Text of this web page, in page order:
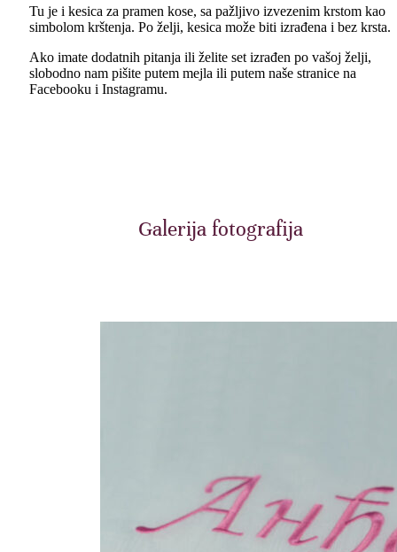
Tu je i kesica za pramen kose, sa pažljivo izvezenim krstom kao
simbolom krštenja. Po želji, kesica može biti izrađena i bez krsta.
Ako imate dodatnih pitanja ili želite set izrađen po vašoj želji,
slobodno nam pišite putem mejla ili putem naše stranice na
Facebooku i Instagramu.
Galerija fotografija